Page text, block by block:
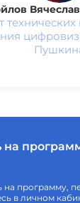
технических
на
на программу,
в личном